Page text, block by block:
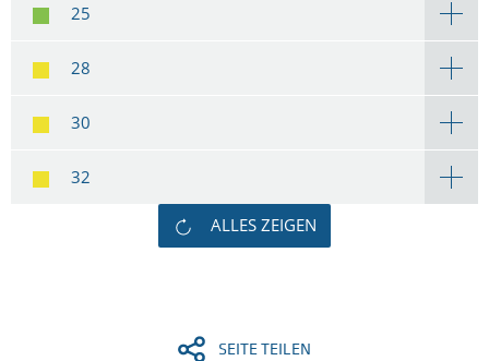
25
28
30
32
ALLES ZEIGEN
SEITE TEILEN